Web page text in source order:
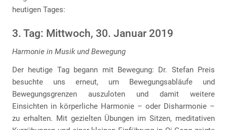
heutigen Tages:
3. Tag: Mittwoch, 30. Januar 2019
Harmonie in Musik und Bewegung
Der heutige Tag begann mit Bewegung: Dr. Stefan Preis
besuchte uns erneut, um Bewegungsabläufe und
Bewegungsgrenzen auszuloten und damit weitere
Einsichten in körperliche Harmonie – oder Disharmonie –
zu erhalten. Mit gezielten Übungen im Sitzen, meditativen